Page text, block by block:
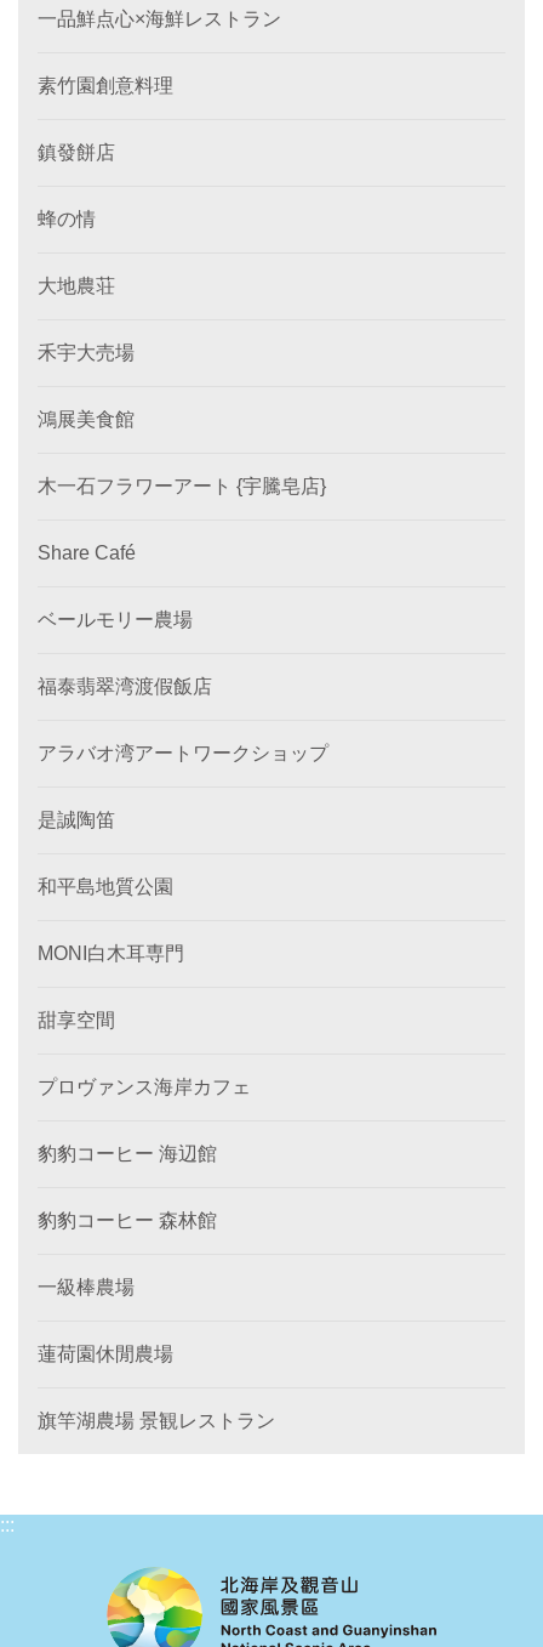
一品鮮点心×海鮮レストラン
素竹園創意料理
鎮發餅店
蜂の情
大地農荘
禾宇大売場
鴻展美食館
木一石フラワーアート {宇騰皂店}
Share Café
ベールモリー農場
福泰翡翠湾渡假飯店
アラバオ湾アートワークショップ
是誠陶笛
和平島地質公園
MONI白木耳専門
甜享空間
プロヴァンス海岸カフェ
豹豹コーヒー 海辺館
豹豹コーヒー 森林館
一級棒農場
蓮荷園休閒農場
旗竿湖農場 景観レストラン
:::